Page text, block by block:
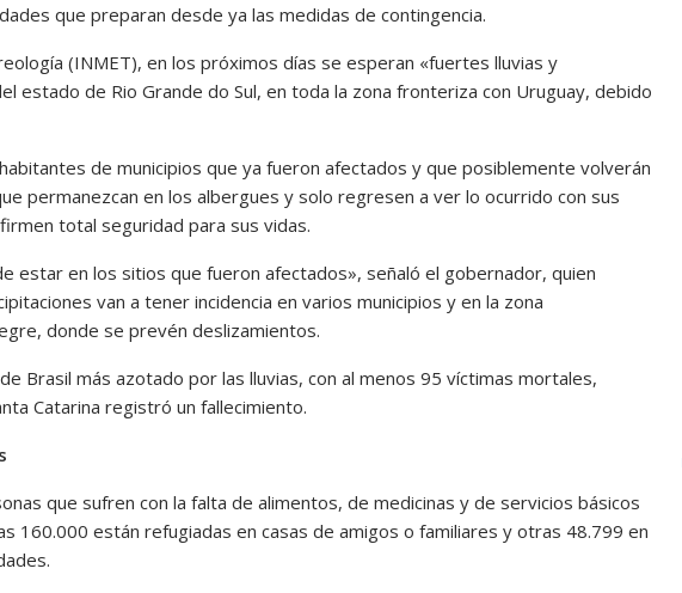
que preparan desde ya las medidas de contingencia.
(INMET), en los próximos días se esperan «fuertes lluvias y
estado de Rio Grande do Sul, en toda la zona fronteriza con Uruguay, debido
de municipios que ya fueron afectados y que posiblemente volverán
permanezcan en los albergues y solo regresen a ver lo ocurrido con sus
total seguridad para sus vidas.
estar en los sitios que fueron afectados», señaló el gobernador, quien
van a tener incidencia en varios municipios y en la zona
donde se prevén deslizamientos.
Brasil más azotado por las lluvias, con al menos 95 víctimas mortales,
Catarina registró un fallecimiento.
que sufren con la falta de alimentos, de medicinas y de servicios básicos
160.000 están refugiadas en casas de amigos o familiares y otras 48.799 en